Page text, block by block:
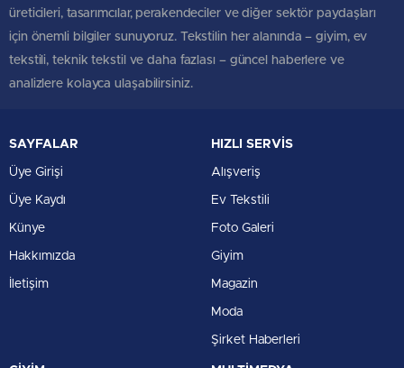
üreticileri, tasarımcılar, perakendeciler ve diğer sektör paydaşları
için önemli bilgiler sunuyoruz. Tekstilin her alanında – giyim, ev
tekstili, teknik tekstil ve daha fazlası – güncel haberlere ve
analizlere kolayca ulaşabilirsiniz.
SAYFALAR
Üye Girişi
Üye Kaydı
Künye
Hakkımızda
İletişim
HIZLI SERVİS
Alışveriş
Ev Tekstili
Foto Galeri
Giyim
Magazin
Moda
Şirket Haberleri